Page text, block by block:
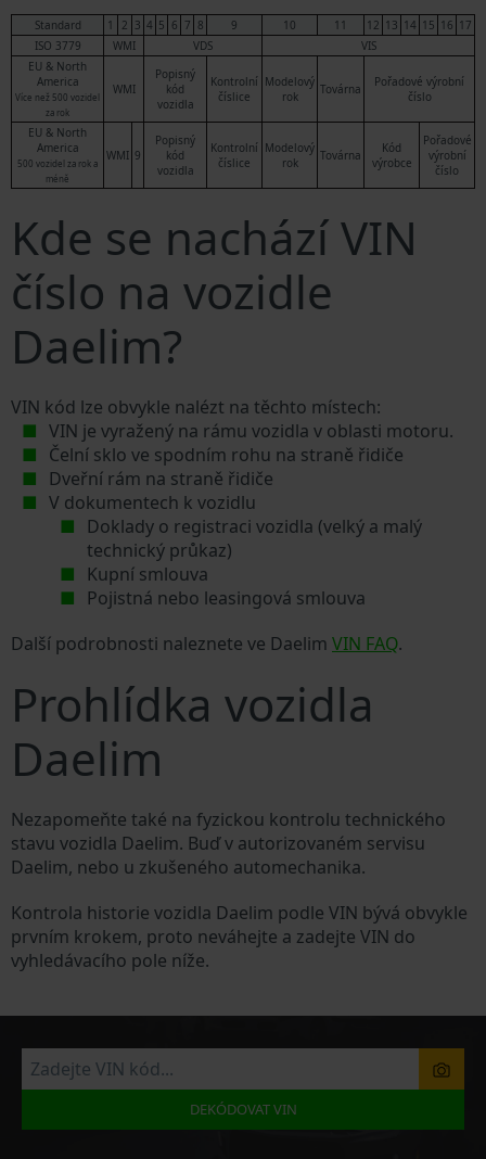
Standard 1 2 3 4 5 6 7 8 9 10 11 12 13 14 15 16 17
ISO 3779
WMI VDS
VIS
EU & North
America
Více než 500 vozidel
za rok
WMI
Popisný
kód
vozidla
Kontrolní
číslice
Modelový
rok
Továrna
Pořadové výrobní
číslo
EU & North
America
500 vozidel za rok a
méně
WMI 9
Popisný
kód
vozidla
Kontrolní
číslice
Modelový
rok
Továrna
Kód
výrobce
Pořadové
výrobní
číslo
Kde se nachází VIN
číslo na vozidle
Daelim?
VIN kód lze obvykle nalézt na těchto místech:
VIN je vyražený na rámu vozidla v oblasti motoru.
Čelní sklo ve spodním rohu na straně řidiče
Dveřní rám na straně řidiče
V dokumentech k vozidlu
Doklady o registraci vozidla (velký a malý
technický průkaz)
Kupní smlouva
Pojistná nebo leasingová smlouva
Další podrobnosti naleznete ve Daelim VIN FAQ.
Prohlídka vozidla
Daelim
Nezapomeňte také na fyzickou kontrolu technického
stavu vozidla Daelim. Buď v autorizovaném servisu
Daelim, nebo u zkušeného automechanika.
Kontrola historie vozidla Daelim podle VIN bývá obvykle
prvním krokem, proto neváhejte a zadejte VIN do
vyhledávacího pole níže.
DEKÓDOVAT VIN